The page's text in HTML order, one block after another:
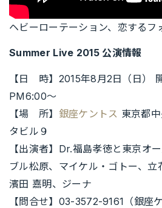
ヘビーローテーション、恋するフ
Summer Live 2015 公演情報
【日 時】2015年8月2日（日）
PM6:00～
【場 所】 銀座ケントス 東京都
タビル９
【出演者】Dr.福島孝徳と東京オ
ブル松原、マイケル・ゴトー、立
濱田 嘉明、ジーナ
【問合せ】03-3572-9161（銀座